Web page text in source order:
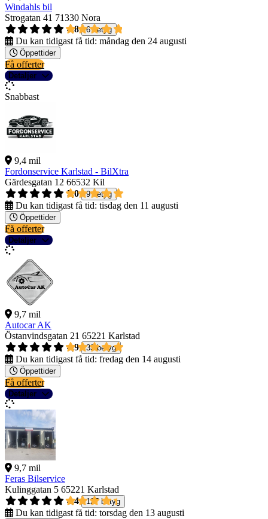
Windahls bil
Strogatan 41 71330 Nora
4,8
6 betyg
Du kan tidigast få tid: måndag den 24 augusti
Öppettider
Få offerter
Detaljer
Snabbast
9,4 mil
Fordonservice Karlstad - BilXtra
Gärdesgatan 12 66532 Kil
5,0
9 betyg
Du kan tidigast få tid: tisdag den 11 augusti
Öppettider
Få offerter
Detaljer
9,7 mil
Autocar AK
Östanvindsgatan 21 65221 Karlstad
4,9
33 betyg
Du kan tidigast få tid: fredag den 14 augusti
Öppettider
Få offerter
Detaljer
9,7 mil
Feras Bilservice
Kulinggatan 5 65221 Karlstad
4,4
127 betyg
Du kan tidigast få tid: torsdag den 13 augusti